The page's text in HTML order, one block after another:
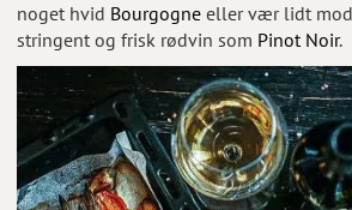
noget hvid Bourgogne eller vær lidt
stringent og frisk rødvin som Pinot Noir.